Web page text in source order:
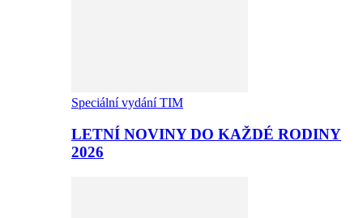
Speciální vydání TIM
LETNÍ NOVINY DO KAŽDÉ RODINY
2026